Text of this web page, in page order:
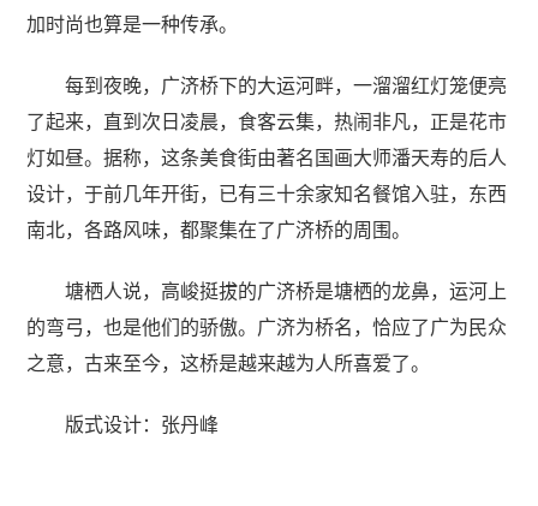
加时尚也算是一种传承。
每到夜晚，广济桥下的大运河畔，一溜溜红灯笼便亮
了起来，直到次日凌晨，食客云集，热闹非凡，正是花市
灯如昼。据称，这条美食街由著名国画大师潘天寿的后人
设计，于前几年开街，已有三十余家知名餐馆入驻，东西
南北，各路风味，都聚集在了广济桥的周围。
塘栖人说，高峻挺拔的广济桥是塘栖的龙鼻，运河上
的弯弓，也是他们的骄傲。广济为桥名，恰应了广为民众
之意，古来至今，这桥是越来越为人所喜爱了。
版式设计：张丹峰